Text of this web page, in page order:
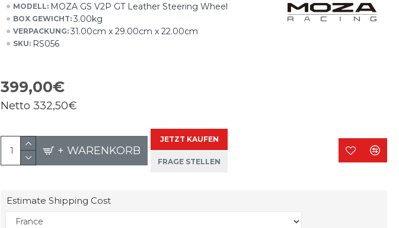
MODELL: MOZA GS V2P GT Leather Steering Wheel
BOX GEWICHT: 3.00kg
VERPACKUNG: 31.00cm x 29.00cm x 22.00cm
SKU: RS056
399,00€
Netto 332,50€
+ WARENKORB
JETZT KAUFEN
FRAGE STELLEN
Estimate Shipping Cost